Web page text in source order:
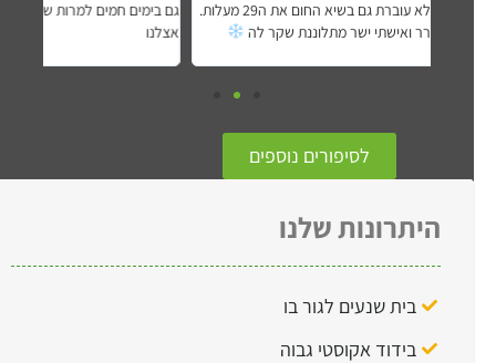
גם בימים חמים למרות שדלת/חלון הזזה למרפסת תמיד פתוחה
אצלנו
שאספתם
לסיפורים נוספים
היתרונות שלנו
בית שנעים לגור בו
בידוד אקוסטי גבוה